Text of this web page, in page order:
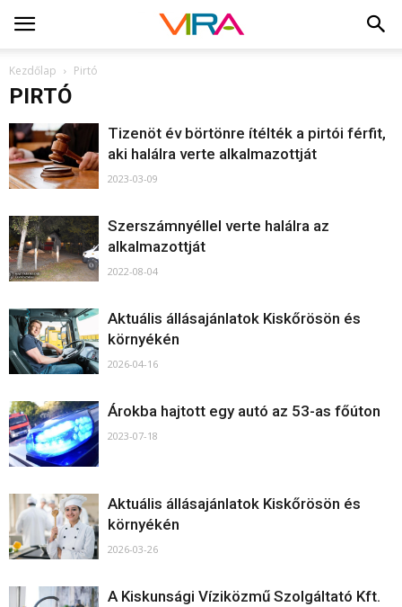
Kezdőlap Pirtó
PIRTÓ
Tizenöt év börtönre ítélték a pirtói férfit,
aki halálra verte alkalmazottját
2023-03-09
Szerszámnyéllel verte halálra az
alkalmazottját
2022-08-04
Aktuális állásajánlatok Kiskőrösön és
környékén
2026-04-16
Árokba hajtott egy autó az 53-as főúton
2023-07-18
Aktuális állásajánlatok Kiskőrösön és
környékén
2026-03-26
A Kiskunsági Víziközmű Szolgáltató Kft.